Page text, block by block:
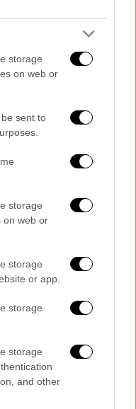
storage
on web or
sent to
storage
on web or
storage
or app.
storage
storage
and other
οικονομικό
Πάρνηθα
καιρού